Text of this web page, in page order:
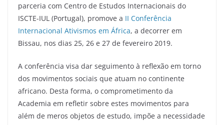
parceria com Centro de Estudos Internacionais do
ISCTE-IUL (Portugal), promove a II Conferência
Internacional Ativismos em África, a decorrer em
Bissau, nos dias 25, 26 e 27 de fevereiro 2019.
A conferência visa dar seguimento à reflexão em torno
dos movimentos sociais que atuam no continente
africano. Desta forma, o comprometimento da
Academia em refletir sobre estes movimentos para
além de meros objetos de estudo, impõe a necessidade